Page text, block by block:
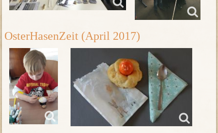
OsterHasenZeit (April 2017)